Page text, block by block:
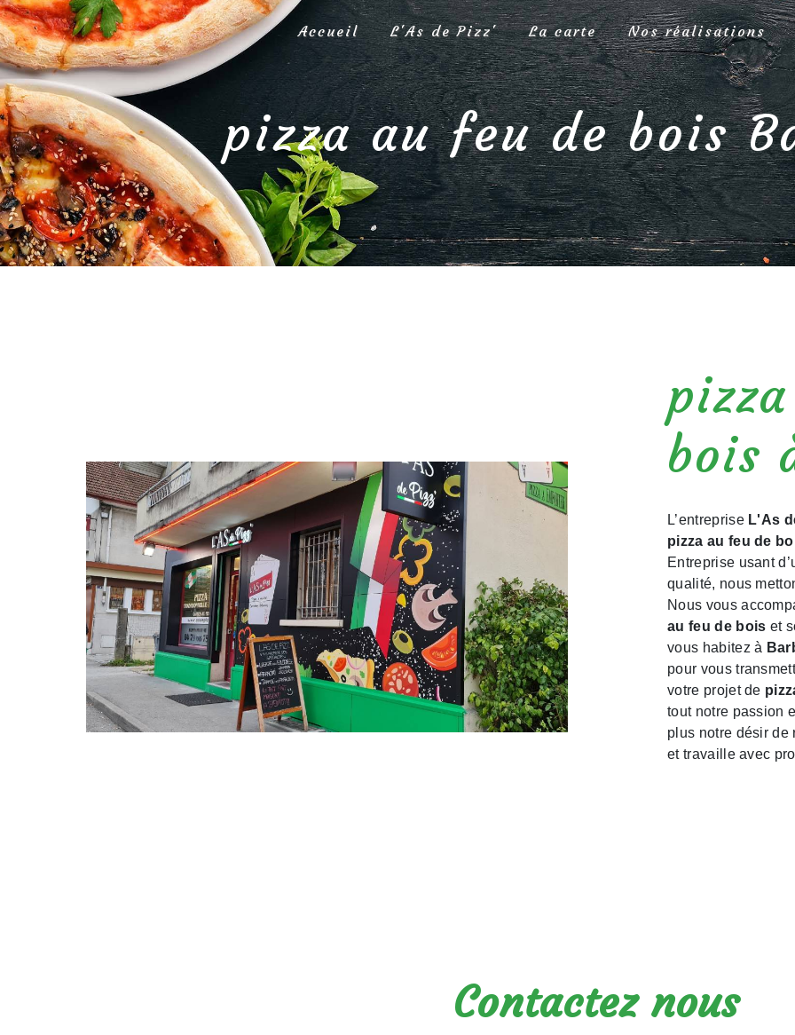
Panneau de gestion des cookies
Accueil L'As de Pizz' La carte Nos réalisations
pizza au feu de bois
bois
L’entreprise L'As
pizza au feu de
Entreprise usant
qualité, nous
Nous vous
au feu de bois et
vous habitez à
pour vous
votre projet de
tout notre passion
plus notre désir de
et travaille avec
Contactez nous